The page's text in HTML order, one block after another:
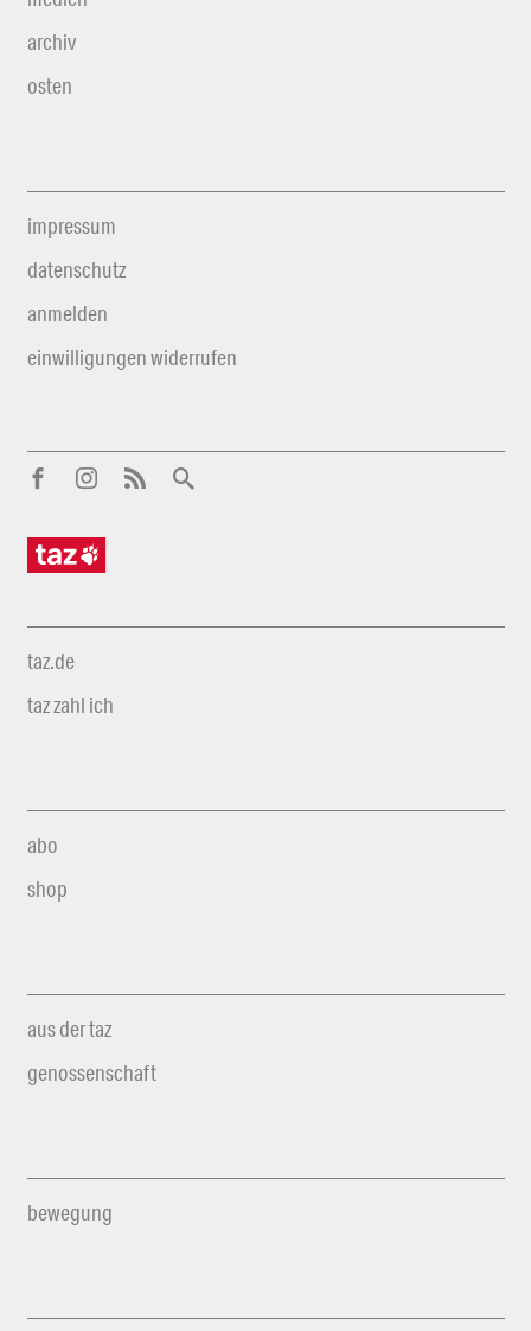
archiv
osten
impressum
datenschutz
anmelden
einwilligungen widerrufen
taz.de
taz zahl ich
abo
shop
aus der taz
genossenschaft
bewegung